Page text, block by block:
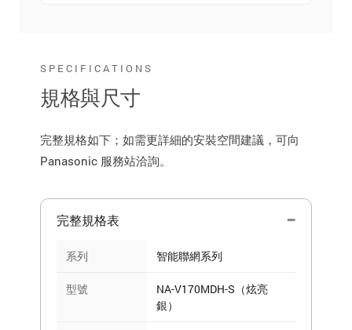
SPECIFICATIONS
規格與尺寸
完整規格如下；如需更詳細的安裝空間建議，可向
Panasonic 服務站洽詢。
完整規格表
系列 智能聯網系列
型號
NA-V170MDH-S（炫亮
銀）